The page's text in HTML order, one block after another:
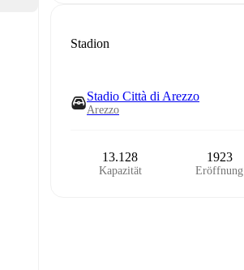
Stadion
Stadio Città di Arezzo
Arezzo
13.128
Kapazität
1923
Eröffnung